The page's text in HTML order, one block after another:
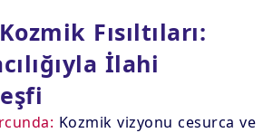
Fısıltıları:
İlahi
Kozmik vizyonu cesurca ve